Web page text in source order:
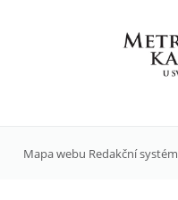
Mapa webu Redakční systém